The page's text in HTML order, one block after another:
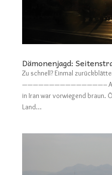
Dämonenjagd:
Zu schnell? Einmal
———————————————– A
in Iran war vorwiegend braun.
Land...